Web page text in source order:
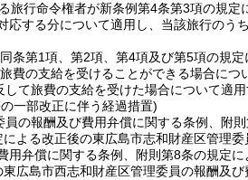
行命令権者が新条例第4条第3項の規
する分について適用し、当該旅行のう
条第1項、第2項、第4項及び第5項の規
の支給を受けることができる場合につ
て旅費の支給を受けた場合について適用
一部改正に伴う経過措置)
の報酬及び費用弁償に関する条例、附
よる改正後の東広島市志和財産区管理
弁償に関する条例、附則第8条の規定
広島市西志和財産区管理委員の報酬及